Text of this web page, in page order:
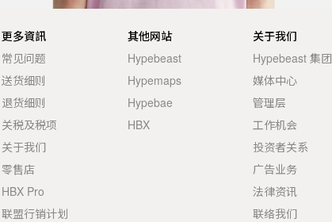
更多資訊
常见问题
送货细则
退货细则
关税及税项
关于我们
零售店
HBX Pro
联盟行销计划
其他网站
Hypebeast
Hypemaps
Hypebae
HBX
关于我们
Hypebeast 集团
媒体中心
管理层
工作机会
投资者关系
广告业务
法律资讯
联络我们